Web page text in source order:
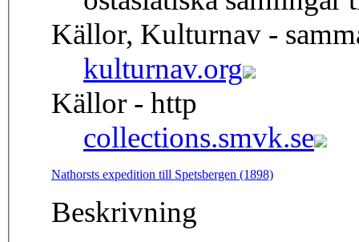
Källor, Kulturnav -
kulturnav.org
Källor - http
collections.smvk.se
Nathorsts expedition till Spetsbergen (1898)
Beskrivning